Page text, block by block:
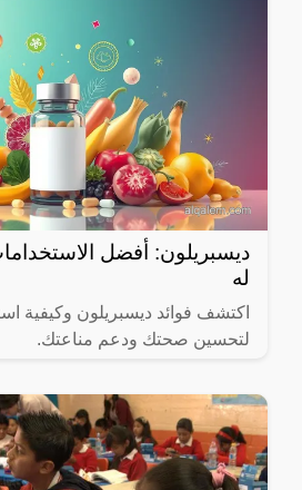
ديسبريلون: أفضل
له
اكتشف فوائد ديسبريلون وكيفية
لتحسين صحتك ودعم مناعتك.